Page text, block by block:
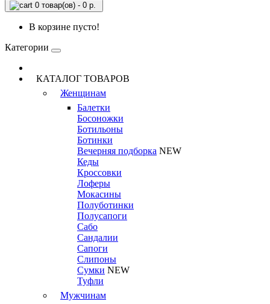
0 товар(ов) - 0 р.
В корзине пусто!
Категории
КАТАЛОГ ТОВАРОВ
Женщинам
Балетки
Босоножки
Ботильоны
Ботинки
Вечерняя подборка NEW
Кеды
Кроссовки
Лоферы
Мокасины
Полуботинки
Полусапоги
Сабо
Сандалии
Сапоги
Слипоны
Сумки NEW
Туфли
Мужчинам